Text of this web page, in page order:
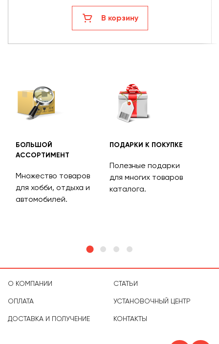
В корзину
БОЛЬШОЙ
АССОРТИМЕНТ
Множество товаров
для хобби, отдыха и
автомобилей.
ПОДАРКИ К ПОКУПКЕ
Полезные подарки
для многих товаров
каталога.
О КОМПАНИИ
ОПЛАТА
ДОСТАВКА И ПОЛУЧЕНИЕ
СТАТЬИ
УСТАНОВОЧНЫЙ ЦЕНТР
КОНТАКТЫ